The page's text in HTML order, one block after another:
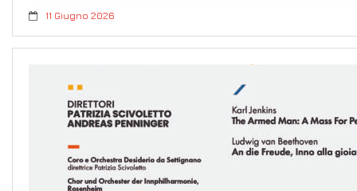
11 Giugno 2026